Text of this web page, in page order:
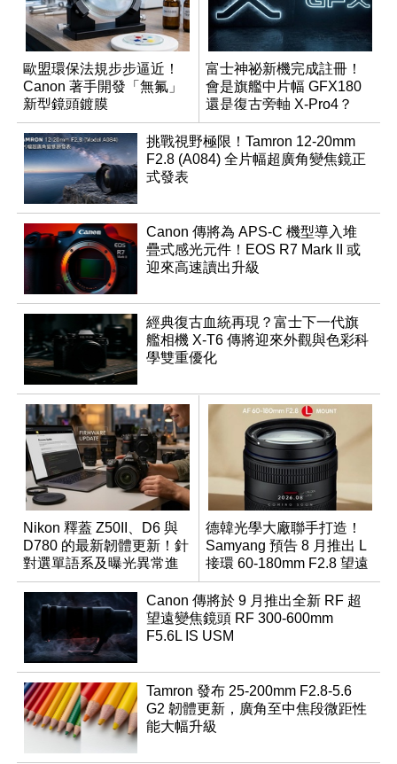
歐盟環保法規步步逼近！
Canon 著手開發「無氟」
新型鏡頭鍍膜
富士神祕新機完成註冊！
會是旗艦中片幅 GFX180
還是復古旁軸 X-Pro4？
挑戰視野極限！Tamron 12-20mm
F2.8 (A084) 全片幅超廣角變焦鏡正
式發表
Canon 傳將為 APS-C 機型導入堆
疊式感光元件！EOS R7 Mark II 或
迎來高速讀出升級
經典復古血統再現？富士下一代旗
艦相機 X-T6 傳將迎來外觀與色彩科
學雙重優化
Nikon 釋蓋 Z50II、D6 與
D780 的最新韌體更新！針
對選單語系及曝光異常進
行修復
德韓光學大廠聯手打造！
Samyang 預告 8 月推出 L
接環 60-180mm F2.8 望遠
變焦鏡
Canon 傳將於 9 月推出全新 RF 超
望遠變焦鏡頭 RF 300-600mm
F5.6L IS USM
Tamron 發布 25-200mm F2.8-5.6
G2 韌體更新，廣角至中焦段微距性
能大幅升級